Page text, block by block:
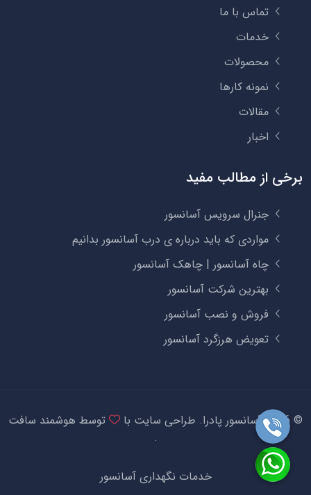
تماس با ما
خدمات
محصولات
نمونه کارها
مقالات
اخبار
برخی از مطالب مفید
جنرال سرویس آسانسور
مواردی که باید درباره ی درب آسانسور بدانیم
چاه آسانسور | چاهک آسانسور
بهترین شرکت آسانسور
فروش و نصب آسانسور
تعویض هرزگرد آسانسور
© 2026 آسانسور پادرا. طراحی سایت با توسط هوشمند سافت
.
خدمات نگهداری آسانسور